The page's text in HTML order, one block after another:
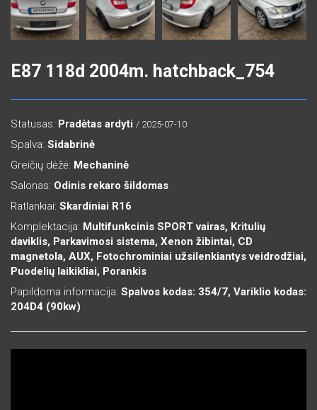
E87 118d 2004m. hatchback_754
Statusas: Pradėtas ardyti / 2025-07-10
Spalva: Sidabrinė
Greičių dėžė: Mechaninė
Salonas: Odinis rekaro šildomas
Ratlankiai: Skardiniai R16
Komplektacija: Multifunkcinis SPORT vairas, Kritulių
daviklis, Parkavimosi sistema, Xenon žibintai, CD
magnetola, AUX, Fotochrominiai užsilenkiantys veidrodžiai,
Puodelių laikikliai, Porankis
Papildoma informacija: Spalvos kodas: 354/7, Variklio kodas:
204D4 (90kw)